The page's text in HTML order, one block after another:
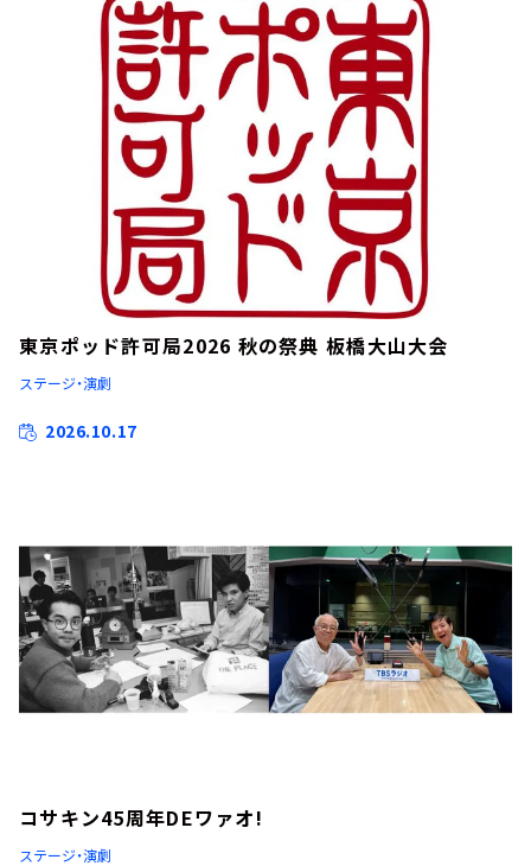
東京ポッド許可局2026 秋の祭典 板橋大山大会
ステージ・演劇
2026.10.17
コサキン45周年DEワァオ!
ステージ・演劇